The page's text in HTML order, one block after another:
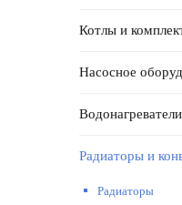
Котлы и
Насосное
Радиаторы и
Радиаторы